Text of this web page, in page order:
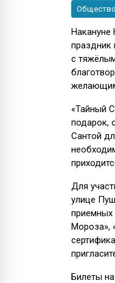
Общество
Накануне
с
желающим
«Тайный
подарок,
Сантой
Для
улице
приемных
Мороза»,
Билеты